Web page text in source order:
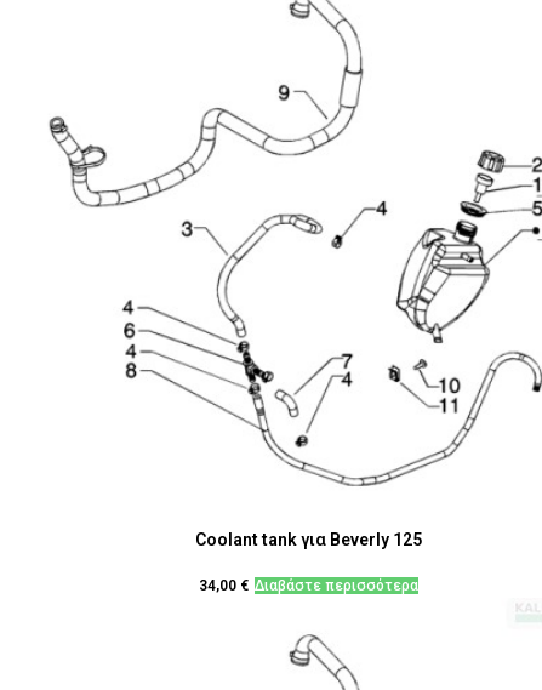
Coolant tank για Beverly 125
34,00 € Διαβάστε περισσότερα